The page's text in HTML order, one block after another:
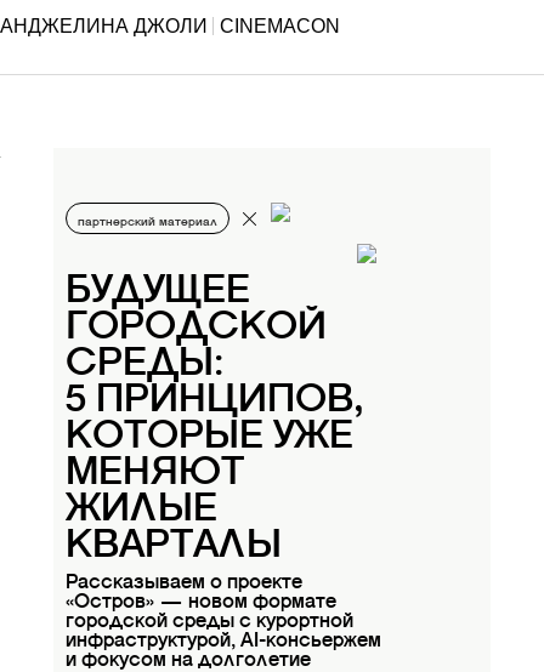
АНДЖЕЛИНА ДЖОЛИ CINEMACON
партнерский материал
БУДУЩЕЕ
ГОРОДСКОЙ
СРЕДЫ:
5 ПРИНЦИПОВ,
КОТОРЫЕ УЖЕ
МЕНЯЮТ
ЖИЛЫЕ
КВАРТАЛЫ
Рассказываем о проекте
«Остров» — новом формате
городской среды с курортной
инфраструктурой, AI-консьержем
и фокусом на долголетие